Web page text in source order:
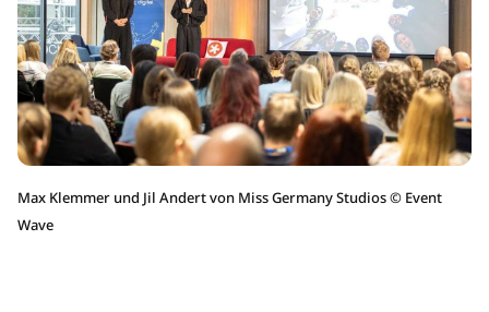
Max Klemmer und Jil Andert von Miss Germany Studios© Event
Wave